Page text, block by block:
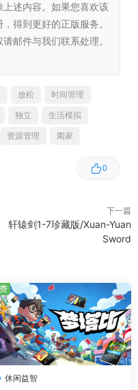
看这本代代相传的烹饪
梦想过的披萨秘方。
述内容。如果您喜欢该
得到更好的正版服务。
邮件与我们联系处理。
0
放松
时间管理
独立
生活模拟
资源管理 阖家
下一篇
轩辕剑1-7珍藏版/Xuan-Yuan
Sword
休闲益智